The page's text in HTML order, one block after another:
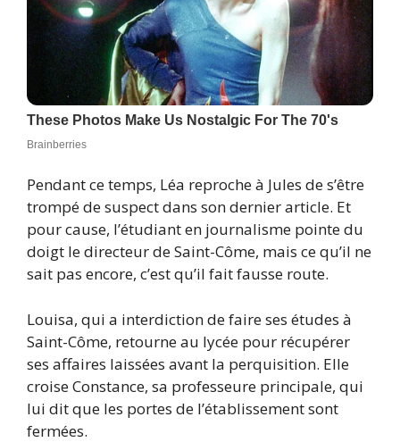
Pendant ce temps, Léa reproche à Jules de s’être
trompé de suspect dans son dernier article. Et
pour cause, l’étudiant en journalisme pointe du
doigt le directeur de Saint-Côme, mais ce qu’il ne
sait pas encore, c’est qu’il fait fausse route.
Louisa, qui a interdiction de faire ses études à
Saint-Côme, retourne au lycée pour récupérer
ses affaires laissées avant la perquisition. Elle
croise Constance, sa professeure principale, qui
lui dit que les portes de l’établissement sont
fermées.